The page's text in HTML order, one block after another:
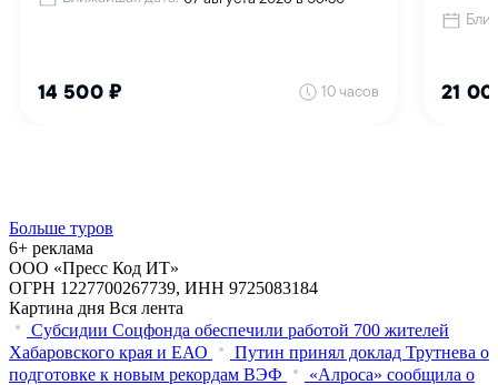
Больше туров
6+ реклама
ООО «Пресс Код ИТ»
ОГРН 1227700267739, ИНН 9725083184
Картина дня Вся лента
Субсидии Соцфонда обеспечили работой 700 жителей
Хабаровского края и ЕАО
Путин принял доклад Трутнева о
подготовке к новым рекордам ВЭФ
«Алроса» сообщила о